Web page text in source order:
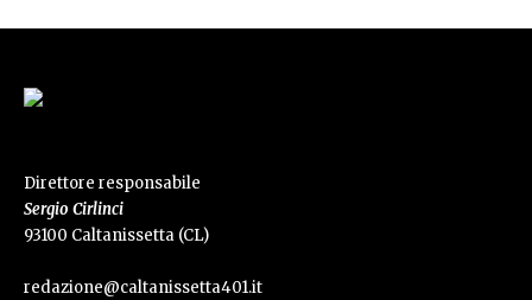
Direttore responsabile
Sergio Cirlinci
93100 Caltanissetta (CL)
redazione@caltanissetta401.it